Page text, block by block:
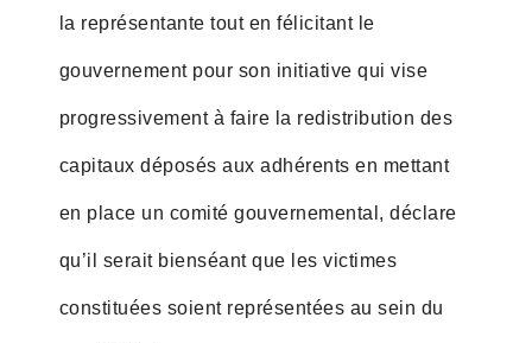
la représentante tout en félicitant le
gouvernement pour son initiative qui vise
progressivement à faire la redistribution des
capitaux déposés aux adhérents en mettant
en place un comité gouvernemental, déclare
qu’il serait bienséant que les victimes
constituées soient représentées au sein du